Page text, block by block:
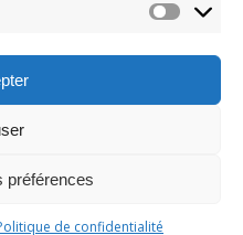
préférences
de confidentialité
de Boucherville.